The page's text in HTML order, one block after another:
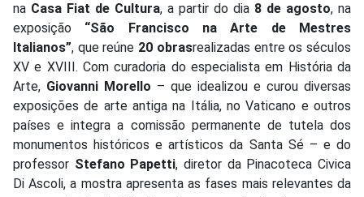
na Casa Fiat de Cultura, a partir do dia 8 de agosto, na
exposição “São Francisco na Arte de Mestres
Italianos”, que reúne 20 obrasrealizadas entre os séculos
XV e XVIII. Com curadoria do especialista em História da
Arte, Giovanni Morello – que idealizou e curou diversas
exposições de arte antiga na Itália, no Vaticano e outros
países e integra a comissão permanente de tutela dos
monumentos históricos e artísticos da Santa Sé – e do
professor Stefano Papetti, diretor da Pinacoteca Civica
Di Ascoli, a mostra apresenta as fases mais relevantes da